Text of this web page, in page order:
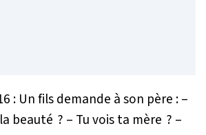
: Un fils demande à son père : –
beauté ? – Tu vois ta mère ? –